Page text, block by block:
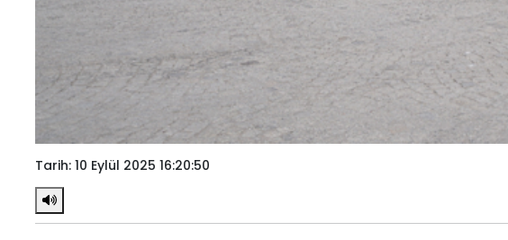
Tarih: 10 Eylül 2025 16:20:50